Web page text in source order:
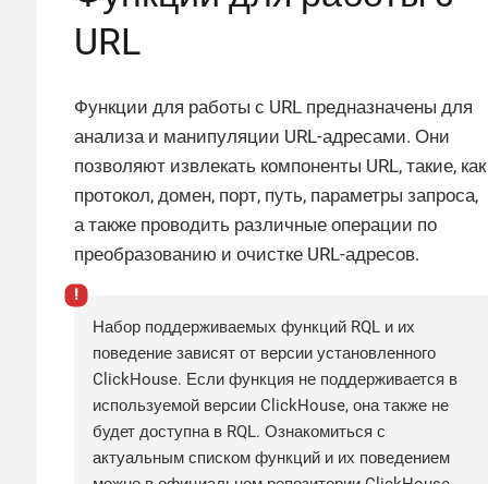
URL
Функции для работы с URL предназначены для
анализа и манипуляции URL-адресами. Они
позволяют извлекать компоненты URL, такие, как
протокол, домен, порт, путь, параметры запроса,
а также проводить различные операции по
преобразованию и очистке URL-адресов.
Набор поддерживаемых функций RQL и их
поведение зависят от версии установленного
ClickHouse. Если функция не поддерживается в
используемой версии ClickHouse, она также не
будет доступна в RQL. Ознакомиться с
актуальным списком функций и их поведением